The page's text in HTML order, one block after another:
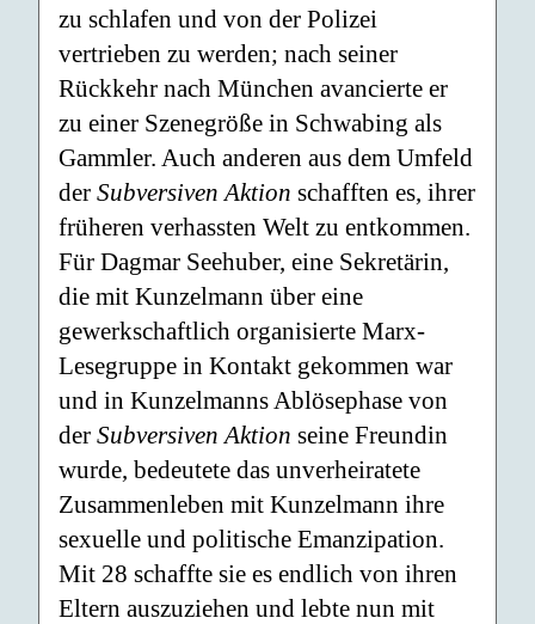
zu schlafen und von der Polizei
vertrieben zu werden; nach seiner
Rückkehr nach München avancierte er
zu einer Szenegröße in Schwabing als
Gammler. Auch anderen aus dem Umfeld
der Subversiven Aktion schafften es, ihrer
früheren verhassten Welt zu entkommen.
Für Dagmar Seehuber, eine Sekretärin,
die mit Kunzelmann über eine
gewerkschaftlich organisierte Marx-
Lesegruppe in Kontakt gekommen war
und in Kunzelmanns Ablösephase von
der Subversiven Aktion seine Freundin
wurde, bedeutete das unverheiratete
Zusammenleben mit Kunzelmann ihre
sexuelle und politische Emanzipation.
Mit 28 schaffte sie es endlich von ihren
Eltern auszuziehen und lebte nun mit